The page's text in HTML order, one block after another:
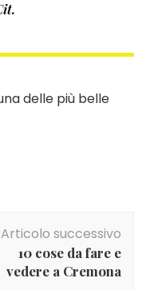
delle più belle
Articolo successivo
10 cose da fare e
vedere a Cremona